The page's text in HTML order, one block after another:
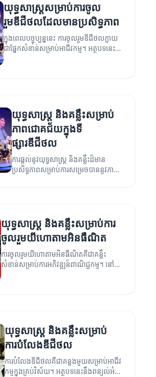
យុទ្ធសាស្ត្រសម្រាប់ការចូល
រួមឌីជីថលដែលមានប្រសិទ្ធភាព
ក្នុងពេលបច្ចុប្បន្ននេះ ការចូលរួមឌីជីថលក្លាយ
ជាផ្នែកសំខាន់សម្រាប់អាជីវកម្ម។ អត្ថបទនេះ
នឹងពន្យល់ពីយុទ្ធសាស្ត្រដែលអាចជួយក្នុងការ
យុទ្ធសាស្ត្រ និងគន្លឹះសម្រាប់
ភាពជោគជ័យក្នុងទី
ផ្សារឌីជីថល
ការផ្តល់នូវយុទ្ធសាស្ត្រ និងគន្លឹះដ៏មាន
ប្រសិទ្ធភាពសម្រាប់ការសម្រេចបាននូវភាព
យុទ្ធសាស្ត្រ និងគន្លឹះសម្រាប់ការ
ចូលរួមយីហោតាមអិនធឺណិត
ការចូលរួមយីហោតាមអិនធឺណិតគឺជាគន្លឹះ
សំខាន់សម្រាប់ការអភិវឌ្ឍន៍ពាណិជ្ជកម្ម។ នៅ
ក្នុងអត្ថបទនេះ យើងនឹងពិភាក្សាអំពីយុទ្ធសាស្ត្រ
យុទ្ធសាស្ត្រ និងគន្លឹះសម្រាប់
ការបំលែងឌីជីថល
ការបំលែងឌីជីថលគឺជាគន្លងមួយសម្រាប់អាជីវ
កម្មក្នុងគ្រប់វិស័យ។ អត្ថបទនេះនឹងពន្យល់អំពី